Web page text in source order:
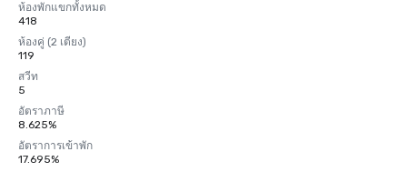
ห้องพักแขกทั้งหมด
418
ห้องคู่ (2 เตียง)
119
สวีท
5
อัตราภาษี
8.625%
อัตราการเข้าพัก
17.695%